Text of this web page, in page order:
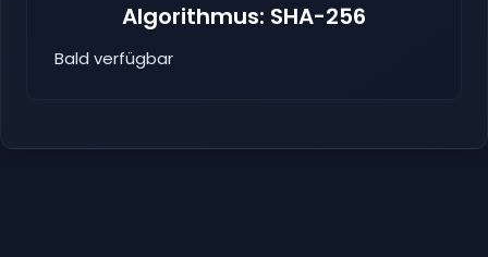
Algorithmus: SHA-256
Bald verfügbar